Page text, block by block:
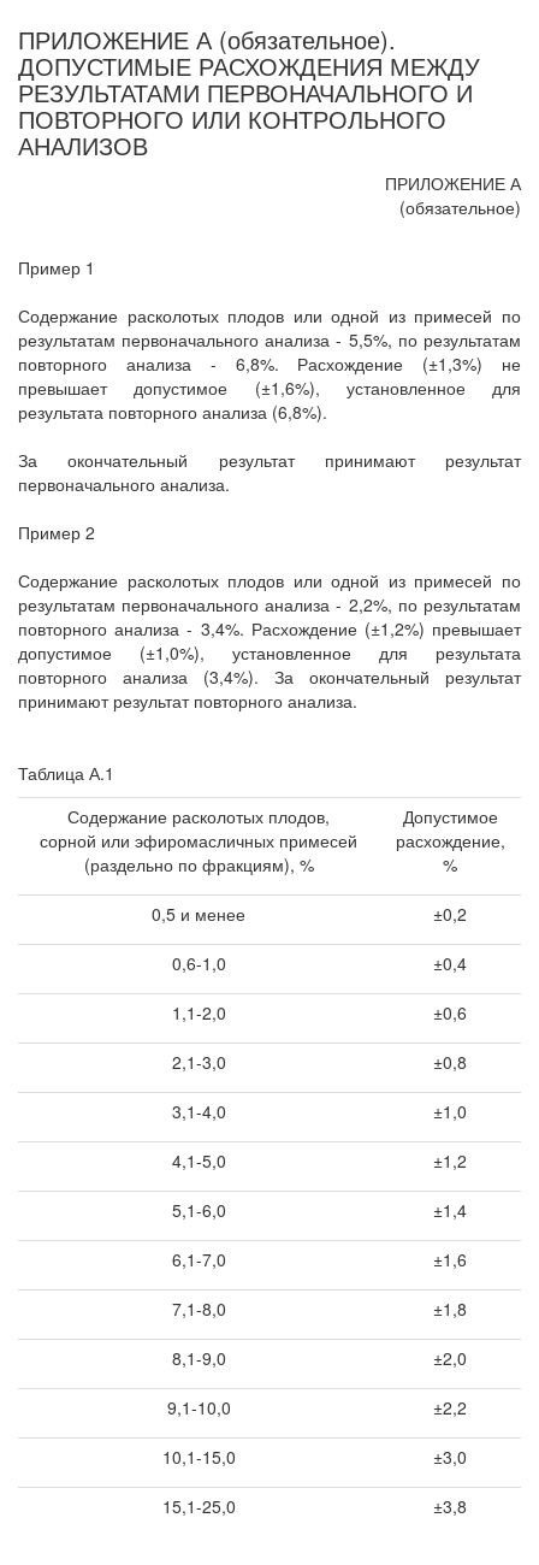
ПРИЛОЖЕНИЕ А (обязательное).
ДОПУСТИМЫЕ РАСХОЖДЕНИЯ МЕЖДУ
РЕЗУЛЬТАТАМИ ПЕРВОНАЧАЛЬНОГО И
ПОВТОРНОГО ИЛИ КОНТРОЛЬНОГО
АНАЛИЗОВ
ПРИЛОЖЕНИЕ А
(обязательное)
Пример 1
Содержание расколотых плодов или одной из примесей по
результатам первоначального анализа - 5,5%, по результатам
повторного анализа - 6,8%. Расхождение (±1,3%) не
превышает допустимое (±1,6%), установленное для
результата повторного анализа (6,8%).
За окончательный результат принимают результат
первоначального анализа.
Пример 2
Содержание расколотых плодов или одной из примесей по
результатам первоначального анализа - 2,2%, по результатам
повторного анализа - 3,4%. Расхождение (±1,2%) превышает
допустимое (±1,0%), установленное для результата
повторного анализа (3,4%). За окончательный результат
принимают результат повторного анализа.
Таблица А.1
Содержание расколотых плодов,
сорной или эфиромасличных примесей
(раздельно по фракциям), %
Допустимое
расхождение,
%
0,5 и менее ±0,2
0,6-1,0 ±0,4
1,1-2,0 ±0,6
2,1-3,0 ±0,8
3,1-4,0 ±1,0
4,1-5,0 ±1,2
5,1-6,0 ±1,4
6,1-7,0 ±1,6
7,1-8,0 ±1,8
8,1-9,0 ±2,0
9,1-10,0 ±2,2
10,1-15,0 ±3,0
15,1-25,0 ±3,8